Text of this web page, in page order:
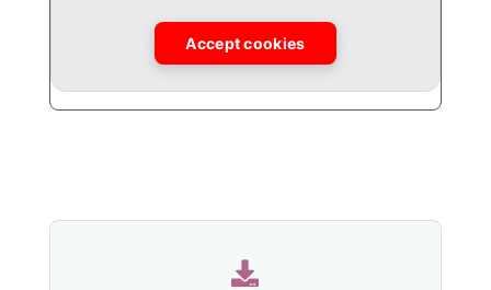
Accept cookies
